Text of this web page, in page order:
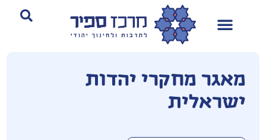
מאגר מחקרי יהדות
ישראלית